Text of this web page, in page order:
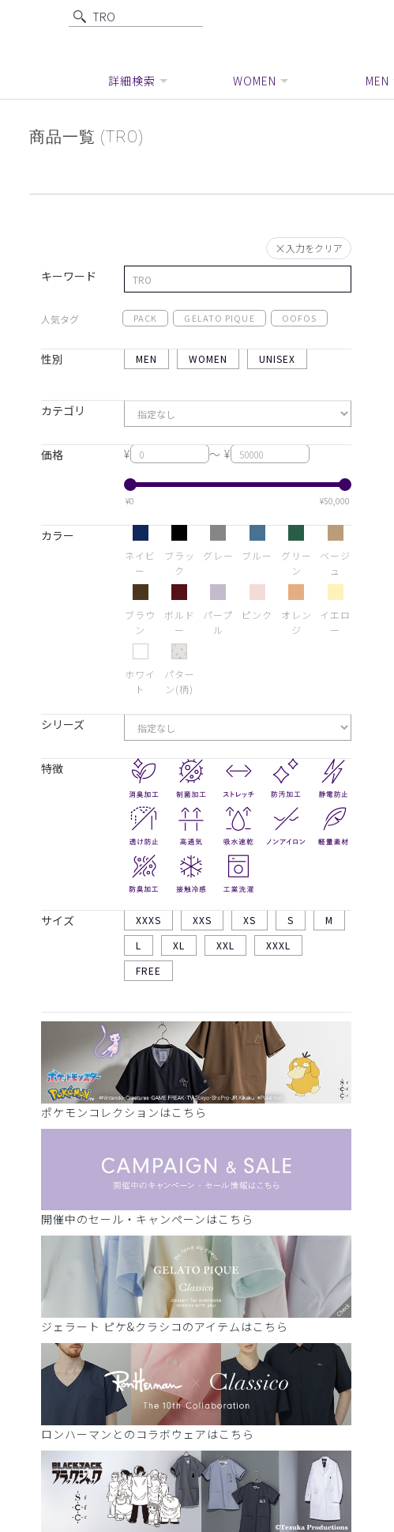
詳細検索 WOMEN MEN
商品一覧 (TRO)
入力をクリア
キーワード
人気タグ PACK GELATO PIQUE OOFOS
性別 MEN WOMEN UNISEX
カテゴリ
価格 ¥ ～ ¥
¥0 ¥50,000
カラー
ネイビ
ー
ブラッ
ク
グレー ブルー
グリー
ン
ベージ
ュ
ブラウ
ン
ボルド
ー
パープ
ル
ピンク
オレン
ジ
イエロ
ー
ホワイ
ト
パター
ン(柄)
シリーズ
特徴
サイズ XXXS XXS XS S
M
L
XL XXL
XXXL
FREE
ポケモンコレクションはこちら
開催中のセール・キャンペーンはこちら
ジェラート ピケ&クラシコのアイテムはこちら
ロンハーマンとのコラボウェアはこちら